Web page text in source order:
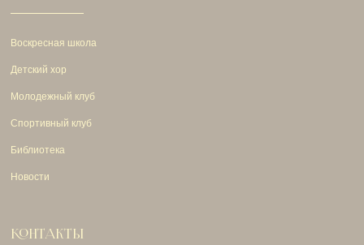
Воскресная школа
Детский хор
Молодежный клуб
Спортивный клуб
Библиотека
Новости
КОНТАКТЫ